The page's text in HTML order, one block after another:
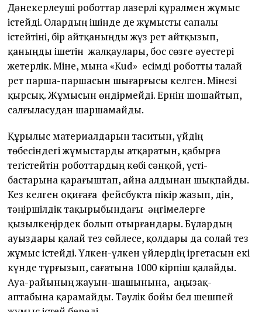
Дәнекерлеуші роботтар лазерлі құралмен жұмыс
істейді. Олардың ішінде де жұмысты сапалы
істейтіні, бір айтқаныңды жүз рет айтқызып,
қаныңды ішетін жалқаулары, бос сөзге әуестері
жетерлік. Міне, мына «Кud» есімді роботты талай
рет парша-паршасын шығарғысы келген. Мінезі
қырсық. Жұмысын өндірмейді. Ернін шошайтып,
салғыласудан шаршамайды.
Құрылыс материалдарын таситын, үйдің
төбесіндегі жұмыстарды атқаратын, қабырға
тегістейтін роботтардың көбі сәнқой, үсті-
бастарына қарағыштап, айна алдынан шықпайды.
Кез келген оқиғаға фейсбукта пікір жазып, дін,
тәңіршілдік тақырыбындағы әңгімелерге
қызылкеңірдек болып отырғандары. Бұлардың
ауыздары қалай тез сөйлесе, қолдары да солай тез
жұмыс істейді. Үлкен-үлкен үйлердің іргетасын екі
күнде тұрғызып, сағатына 1000 кірпіш қалайды.
Ауа-райының жауын-шашынына, аңызақ-
аптабына қарамайды. Тәулік бойы бел шешпей